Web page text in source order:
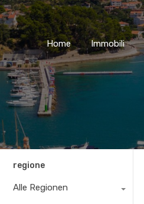
Home Immobili
Home Immobili
regione
Alle Regionen